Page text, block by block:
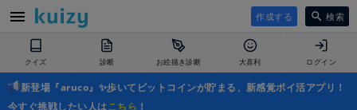
作成する 検索
クイズ 診断 お絵描き診断 大喜利 ログイン
新登場『aruco』✨歩いてビットコインが貯まる、新感覚ポイ活アプリ！
今すぐ挑戦したい人はこちら ！